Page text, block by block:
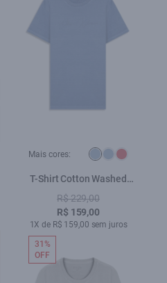
Mais cores:
T-Shirt Cotton Washed
Ellus Azul Pervante
R$ 229,00
R$ 159,00
1X de R$ 159,00 sem juros
31%
OFF